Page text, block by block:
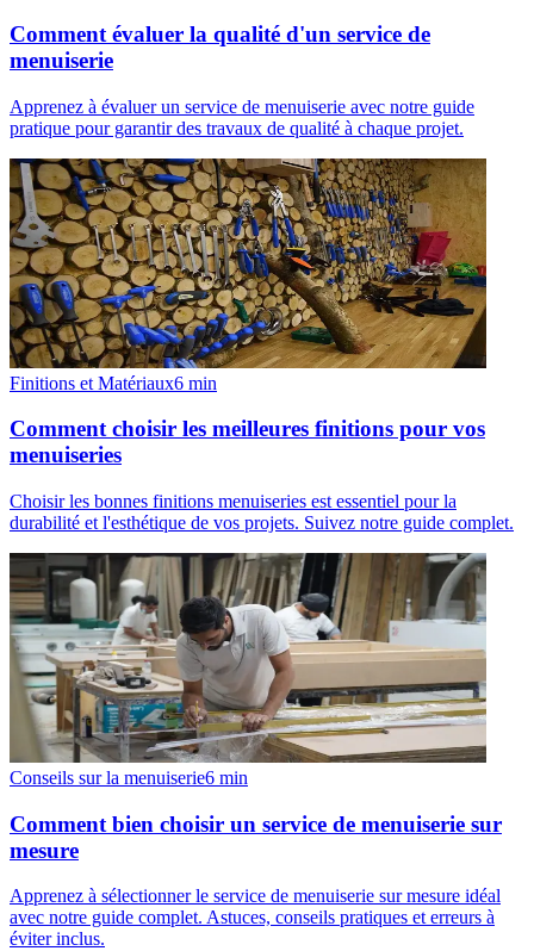
Comment évaluer la qualité d'un service de
menuiserie
Apprenez à évaluer un service de menuiserie avec notre guide
pratique pour garantir des travaux de qualité à chaque projet.
Finitions et Matériaux6 min
Comment choisir les meilleures finitions pour vos
menuiseries
Choisir les bonnes finitions menuiseries est essentiel pour la
durabilité et l'esthétique de vos projets. Suivez notre guide complet.
Conseils sur la menuiserie6 min
Comment bien choisir un service de menuiserie sur
mesure
Apprenez à sélectionner le service de menuiserie sur mesure idéal
avec notre guide complet. Astuces, conseils pratiques et erreurs à
éviter inclus.